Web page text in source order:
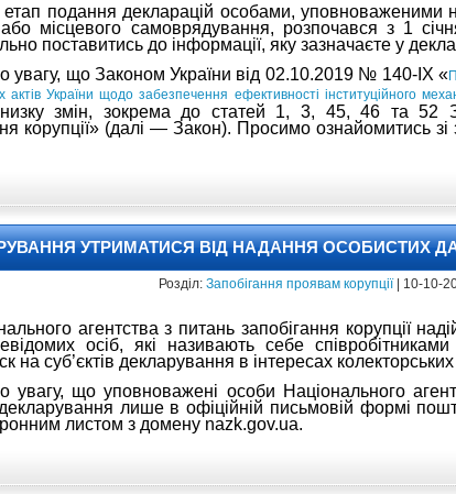
етап подання декларацій особами, уповноваженими
місцевого самоврядування, розпочався з 1
поставитись до інформації, яку зазначаєте у
увагу, що Законом України від 02.10.2019 № 140-IX «
актів України щодо забезпечення ефективності інституційного
змін, зокрема до статей 1, 3, 45, 46 та 52
корупції» (далі — Закон). Просимо ознайомитись
УТРИМАТИСЯ ВІД НАДАННЯ ОСОБИСТИХ
Розділ: Запобігання проявам корупції| 10-10-
агентства з питань запобігання корупції
осіб, які називають себе
на суб’єктів декларування в інтересах
увагу, що уповноважені особи Національного
декларування лише в офіційній письмовій формі
листом з домену nazk.gov.ua.